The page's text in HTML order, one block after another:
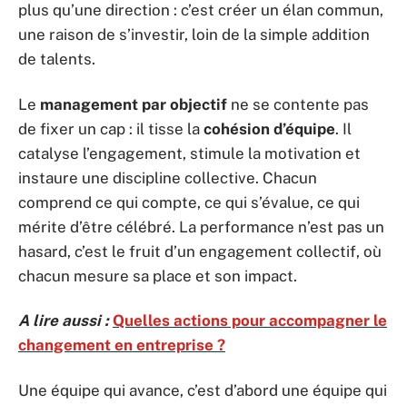
plus qu’une direction : c’est créer un élan commun,
une raison de s’investir, loin de la simple addition
de talents.
Le management par objectif ne se contente pas
de fixer un cap : il tisse la cohésion d’équipe. Il
catalyse l’engagement, stimule la motivation et
instaure une discipline collective. Chacun
comprend ce qui compte, ce qui s’évalue, ce qui
mérite d’être célébré. La performance n’est pas un
hasard, c’est le fruit d’un engagement collectif, où
chacun mesure sa place et son impact.
A lire aussi : Quelles actions pour accompagner le
changement en entreprise ?
Une équipe qui avance, c’est d’abord une équipe qui